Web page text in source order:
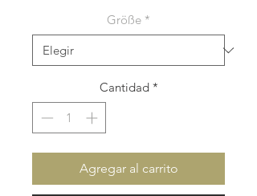
Größe *
Cantidad *
Agregar al carrito